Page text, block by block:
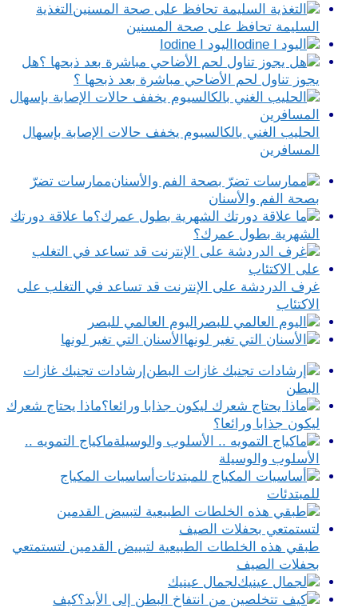
التغذية
السليمة تحافظ على صحة المسنين
اليود Iodine I
هل
يجوز تناول لحم الأضاحي مباشرة بعد ذبحها ؟
الحليب الغني بالكالسيوم يخفف حالات الإصابة بإسهال
المسافرين
ممارسات تضرّ
بصحة الفم والأسنان
ما علاقة دورتك
الشهرية بطول عمرك؟
غرف الدردشة على الإنترنت قد تساعد في التغلب على
الاكتئاب
اليوم العالمي للبصر
الأسنان التي تغير لونها
إرشادات تجنبك غازات
البطن
ماذا يحتاج شعرك
ليكون جذابا ورائعا؟
ماكياج التمويه ..
الأسلوب والوسيلة
أساسيات المكياج
للمبتدئات
طبقي هذه الخلطات الطبيعية لتبييض القدمين لتستمتعي
بحفلات الصيف
لجمال عينيك
كيف